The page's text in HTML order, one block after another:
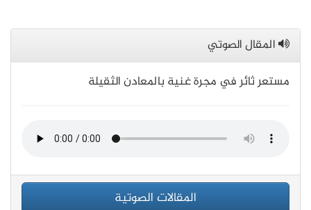
المقال الصوتي
مستعر ثائر في مجرة غنية بالمعادن الثقيلة
المقالات الصوتية